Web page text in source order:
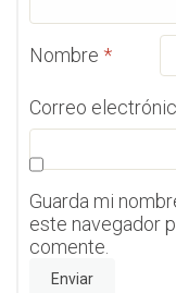
Nombre *
Correo
Guarda mi
este navegador
comente.